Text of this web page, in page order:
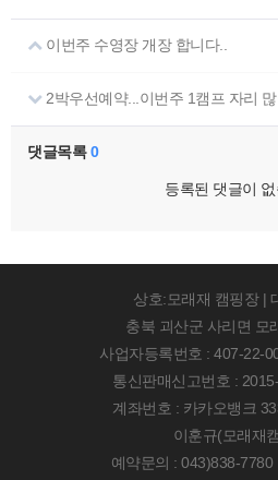
이번주 수영장 개장 합니다..
2박우선예약...이번주 1캠프 자리 많
댓글목록0
등록된 댓글이 없
상호:모래재 캠핑장 |
충북 괴산군 사리면 모
사업자등록번호 : 407-22-
통신판매신고번호 :
계좌번호 : 카카오뱅크
이훈규(모래재
예약문의 : 043)838-